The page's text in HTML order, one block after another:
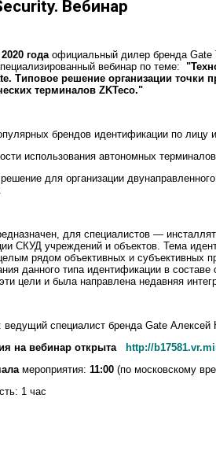
Вебинар
годаофициальный дилер бренда Gate
вебинар по теме:
Типовое решение организации точки
терминалов ZKTeco."
брендов идентификации по лицу
использования автономных
для организации
для специалистов —
СКУД учреждений и объектов. Тема
рядом объективных и субъективных
данного типа идентификации в
цели и была направлена недавняя
ведущий специалист бренда Gate Алексей
на вебинар открыта
http://
мероприятия: 11:00 (по московскому
1 час